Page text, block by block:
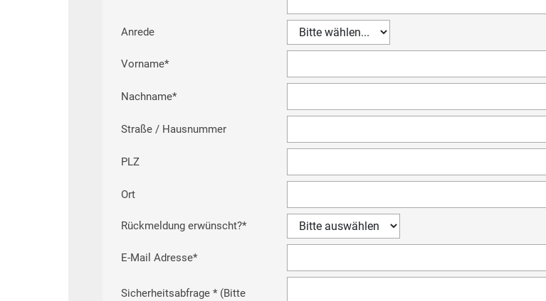
Anrede
Vorname*
Nachname*
Straße / Hausnummer
PLZ
Ort
Rückmeldung erwünscht?*
E-Mail Adresse*
Sicherheitsabfrage * (Bitte